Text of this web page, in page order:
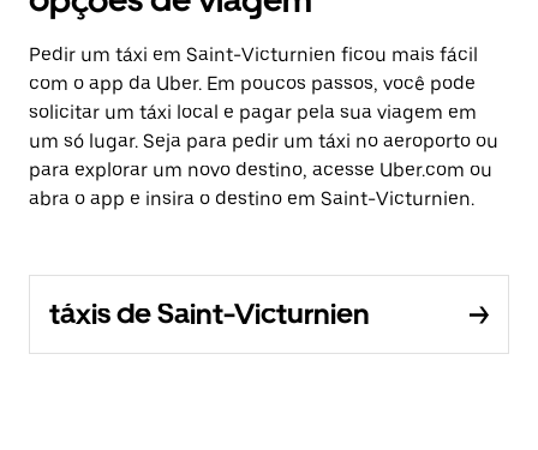
Pedir um táxi em Saint-Victurnien ficou mais fácil
com o app da Uber. Em poucos passos, você pode
solicitar um táxi local e pagar pela sua viagem em
um só lugar. Seja para pedir um táxi no aeroporto ou
para explorar um novo destino, acesse Uber.com ou
abra o app e insira o destino em Saint-Victurnien.
táxis de Saint-Victurnien